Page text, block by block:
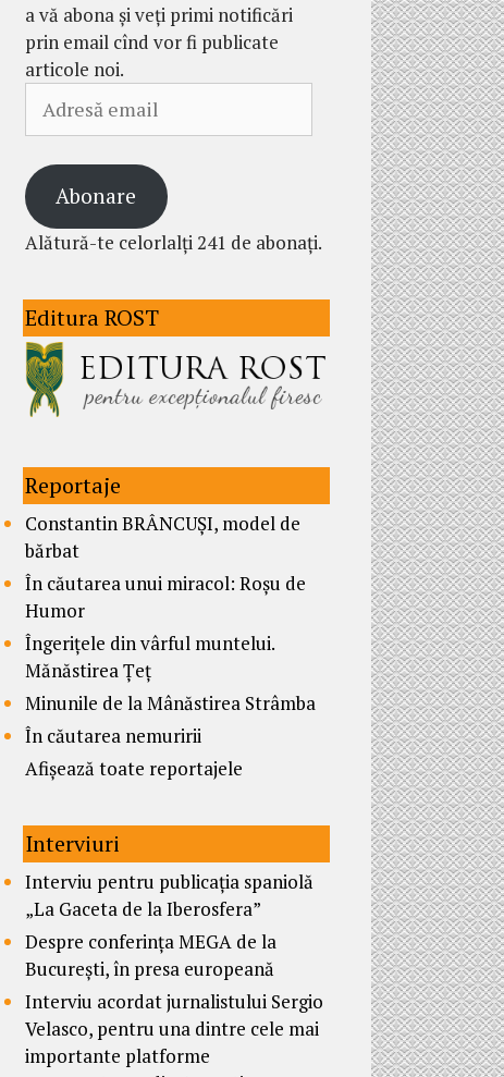
a vă abona și veți primi notificări
prin email cînd vor fi publicate
articole noi.
email
Abonare
Alătură-te celorlalți 241 de abonați.
Editura ROST
Reportaje
Constantin BRÂNCUȘI, model de
bărbat
În căutarea unui miracol: Roșu de
Humor
Îngerițele din vârful muntelui.
Mănăstirea Țeț
Minunile de la Mânăstirea Strâmba
În căutarea nemuririi
Afișează toate reportajele
Interviuri
Interviu pentru publicația spaniolă
„La Gaceta de la Iberosfera”
Despre conferința MEGA de la
București, în presa europeană
Interviu acordat jurnalistului Sergio
Velasco, pentru una dintre cele mai
importante platforme